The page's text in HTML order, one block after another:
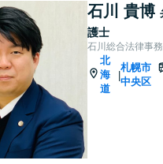
石川 貴博
護士
石川総合法律事
北
海
道
|
札幌市
中央区